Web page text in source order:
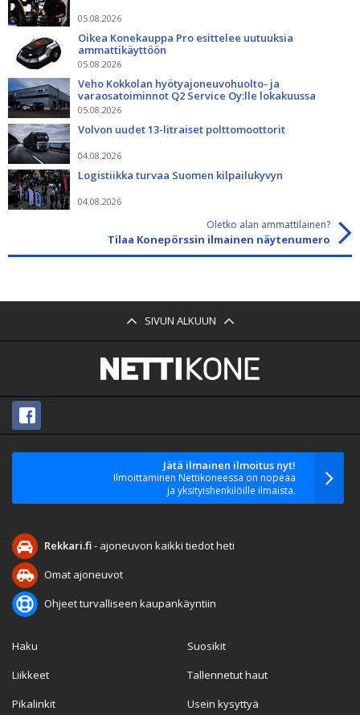
05.08.2026
Oikea Konekauppa Pro esittelee uutuuksia
ammattikäyttöön
05.08.2026
Veho Kokkolan hyötyajoneuvohuolto- ja
varaosatoiminnot Q2 Service Oy:lle lokakuussa
05.08.2026
Volvon uudet 13-litraiset polttomoottorit
04.08.2026
Logistiikka turvaa Suomen kilpailukyvyn
04.08.2026
Oletko alan ammattilainen?
Tilaa Konepörssin ilmainen näytenumero
SIVUN ALKUUN
Jätä ilmainen ilmoitus nyt!
Ilmoittaminen Nettikoneessa on nopeaa
ja yksityishenkilöille ilmaista.
Rekkari.fi- ajoneuvon kaikki tiedot heti
Omat ajoneuvot
Ohjeet turvalliseen kaupankäyntiin
Haku
Liikkeet
Pikalinkit
Suosikit
Tallennetut haut
Usein kysyttyä